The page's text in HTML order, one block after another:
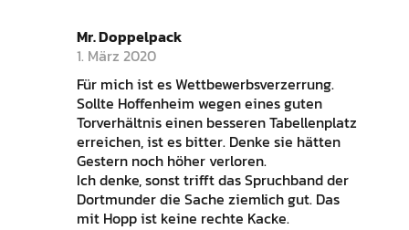
Mr. Doppelpack
1. März 2020
Für mich ist es Wettbewerbsverzerrung.
Sollte Hoffenheim wegen eines guten
Torverhältnis einen besseren Tabellenplatz
erreichen, ist es bitter. Denke sie hätten
Gestern noch höher verloren.
Ich denke, sonst trifft das Spruchband der
Dortmunder die Sache ziemlich gut. Das
mit Hopp ist keine rechte Kacke.